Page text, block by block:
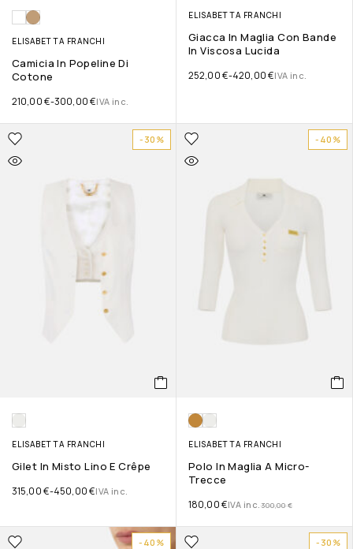
ELISABETTA FRANCHI
Camicia In Popeline Di
Cotone
210,00€-300,00€IVA inc.
ELISABETTA FRANCHI
Giacca In Maglia Con Bande
In Viscosa Lucida
252,00€-420,00€IVA inc.
-30%
ELISABETTA FRANCHI
Gilet In Misto Lino E Crêpe
315,00€-450,00€IVA inc.
-40%
ELISABETTA FRANCHI
Polo In Maglia A Micro-
Trecce
300,00€
180,00€IVA inc.
-40% -30%